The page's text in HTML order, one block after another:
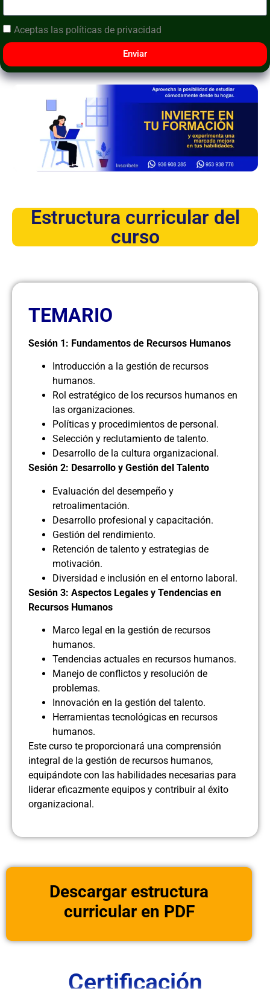
Aceptas las políticas de privacidad
Enviar
Estructura curricular del
curso
TEMARIO
Sesión 1: Fundamentos de Recursos Humanos
Introducción a la gestión de recursos
humanos.
Rol estratégico de los recursos humanos en
las organizaciones.
Políticas y procedimientos de personal.
Selección y reclutamiento de talento.
Desarrollo de la cultura organizacional.
Sesión 2: Desarrollo y Gestión del Talento
Evaluación del desempeño y
retroalimentación.
Desarrollo profesional y capacitación.
Gestión del rendimiento.
Retención de talento y estrategias de
motivación.
Diversidad e inclusión en el entorno laboral.
Sesión 3: Aspectos Legales y Tendencias en
Recursos Humanos
Marco legal en la gestión de recursos
humanos.
Tendencias actuales en recursos humanos.
Manejo de conflictos y resolución de
problemas.
Innovación en la gestión del talento.
Herramientas tecnológicas en recursos
humanos.
Este curso te proporcionará una comprensión
integral de la gestión de recursos humanos,
equipándote con las habilidades necesarias para
liderar eficazmente equipos y contribuir al éxito
organizacional.
Descargar estructura
curricular en PDF
Certificación